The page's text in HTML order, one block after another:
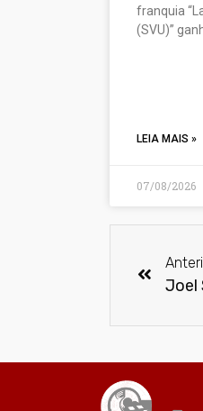
franquia
(SVU)”
LEIA MAIS »
07/08/2026